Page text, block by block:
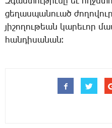
ցե­ղաս­պա­նո­ւած
յի­շո­ղու­թեան կա­րե­ւոր
հան­դի­սա­նան։